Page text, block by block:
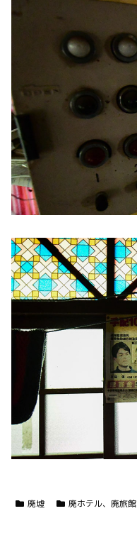
廃墟 廃ホテル、廃旅館